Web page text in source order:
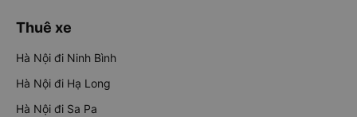
Thuê xe
Hà Nội đi Ninh Bình
Hà Nội đi Hạ Long
Hà Nội đi Sa Pa